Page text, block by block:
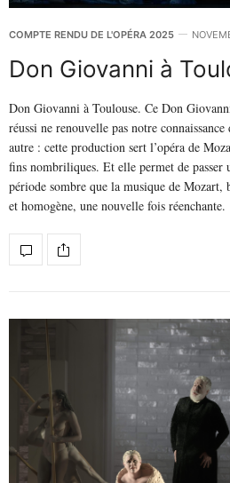
COMPTE RENDU DE L'OPÉRA 2025
Don Giovanni à
Don Giovanni à Toulouse. Ce Don
réussi ne renouvelle pas notre
autre : cette production sert l’opéra de
fins nombriliques. Et elle permet de passer
période sombre que la musique de Mozart,
et homogène, une nouvelle fois réenchante.